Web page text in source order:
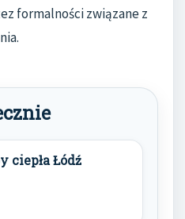
formalności związane z
ciepła Łódź